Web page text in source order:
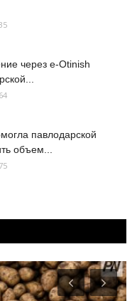
через e-Otinish
павлодарской
объем...